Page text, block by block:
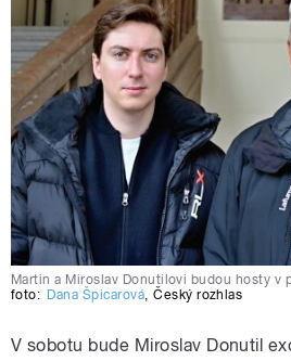
Martin a Miroslav Donutilovi budou hosty v
foto: Dana Špicarová,Český rozhlas
V sobotu bude Miroslav Donutil